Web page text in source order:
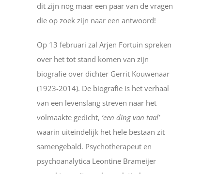
dit zijn nog maar een paar van de vragen
die op zoek zijn naar een antwoord!
Op 13 februari zal Arjen Fortuin spreken
over het tot stand komen van zijn
biografie over dichter Gerrit Kouwenaar
(1923-2014). De biografie is het verhaal
van een levenslang streven naar het
volmaakte gedicht, ‘een ding van taal’
waarin uiteindelijk het hele bestaan zit
samengebald. Psychotherapeut en
psychoanalytica Leontine Brameijer